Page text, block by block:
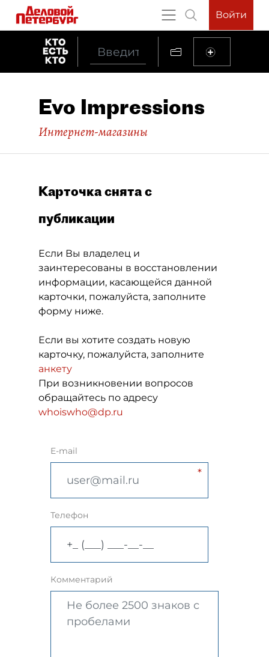
Войти
Evo Impressions
Интернет-магазины
Карточка снята с
публикации
Если Вы владелец и
заинтересованы в восстановлении
информации, касающейся данной
карточки, пожалуйста, заполните
форму ниже.
Если вы хотите создать новую
карточку, пожалуйста, заполните
анкету
При возникновении вопросов
обращайтесь по адресу
whoiswho@dp.ru
E-mail
Телефон
Комментарий